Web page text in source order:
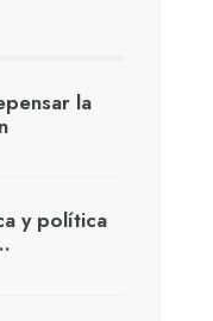
la
y política